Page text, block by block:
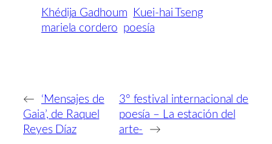
Khédija Gadhoum
Kuei-hai Tseng
mariela cordero poesía
←
‘Mensajes de
Gaia’, de Raquel
Reyes Díaz
3º festival internacional de
poesía – La estación del
arte-
→